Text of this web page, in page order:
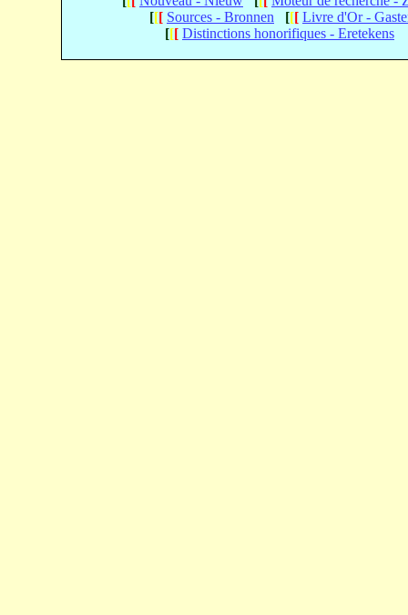
[[[ Sources - Bronnen [[[ Livre d'Or -
[[[ Distinctions honorifiques - Eretekens